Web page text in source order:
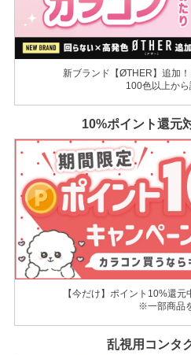
新ブランド【ØTHER】追加
100色以上か
10%ポイント還元
【今だけ】ポイント10%還
※一部商品
乱視用コンタ